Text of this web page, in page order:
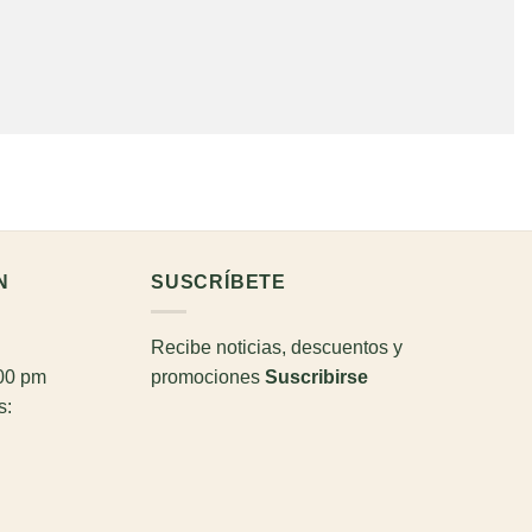
pm
SUSCRÍBETE
Recibe noticias, descuentos y
promociones Suscribirse